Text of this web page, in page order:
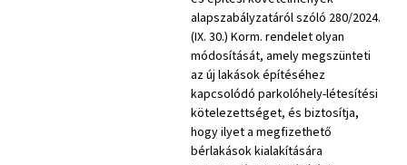
alapszabályzatáról szóló 280/2024.
(IX. 30.) Korm. rendelet olyan
módosítását, amely megszünteti
az új lakások építéséhez
kapcsolódó parkolóhely-létesítési
kötelezettséget, és biztosítja,
hogy ilyet a megfizethető
bérlakások kialakítására